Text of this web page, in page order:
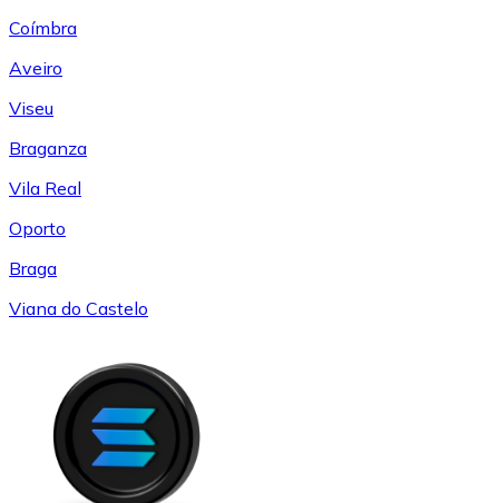
Coímbra
Aveiro
Viseu
Braganza
Vila Real
Oporto
Braga
Viana do Castelo